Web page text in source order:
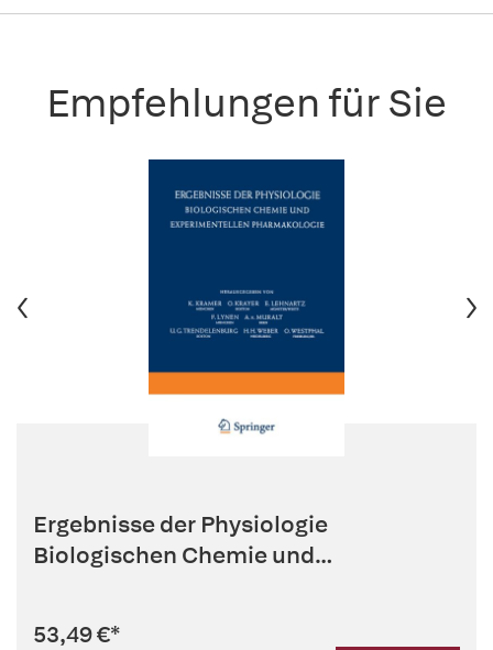
Empfehlungen für Sie
Ergebnisse der Physiologie
Biologischen Chemie und
53,49 €*